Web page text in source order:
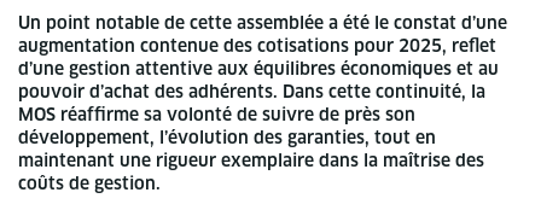
Un point notable de cette assemblée a été le constat d’une
augmentation contenue des cotisations pour 2025, reflet
d’une gestion attentive aux équilibres économiques et au
pouvoir d’achat des adhérents. Dans cette continuité, la
MOS réaffirme sa volonté de suivre de près son
développement, l’évolution des garanties, tout en
maintenant une rigueur exemplaire dans la maîtrise des
coûts de gestion.